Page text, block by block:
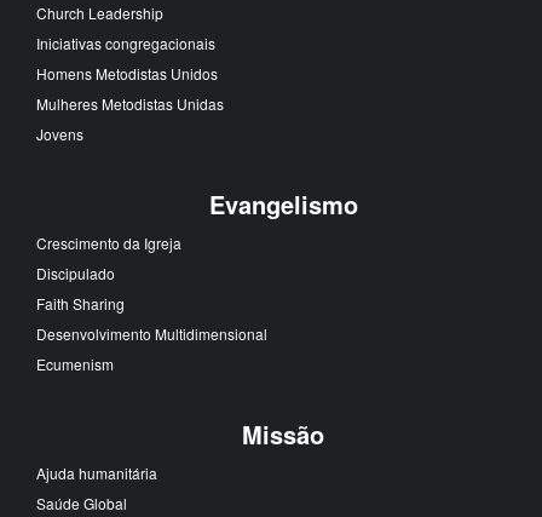
Church Leadership
Iniciativas congregacionais
Homens Metodistas Unidos
Mulheres Metodistas Unidas
Jovens
Evangelismo
Crescimento da Igreja
Discipulado
Faith Sharing
Desenvolvimento Multidimensional
Ecumenism
Missão
Ajuda humanitária
Saúde Global